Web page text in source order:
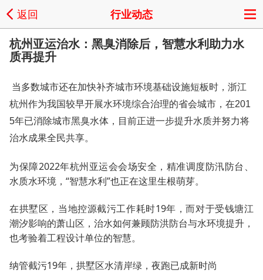
返回 行业动态
杭州亚运治水：黑臭消除后，智慧水利助力水
质再提升
当多数城市还在加快补齐城市环境基础设施短板时，浙江
杭州作为我国较早开展水环境综合治理的省会城市，在201
5年已消除城市黑臭水体，目前正进一步提升水质并努力将
治水成果全民共享。
为保障2022年杭州亚运会会场安全，精准调度防汛防台、
水质水环境，“智慧水利”也正在这里生根萌芽。
在拱墅区，当地控源截污工作耗时19年，而对于受钱塘江
潮汐影响的萧山区，治水如何兼顾防洪防台与水环境提升，
也考验着工程设计单位的智慧。
纳管截污19年，拱墅区水清岸绿，夜跑已成新时尚